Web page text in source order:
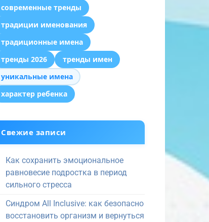
современные тренды
традиции именования
традиционные имена
тренды 2026
тренды имен
уникальные имена
характер ребенка
Свежие записи
Как сохранить эмоциональное
равновесие подростка в период
сильного стресса
Синдром All Inclusive: как безопасно
восстановить организм и вернуться